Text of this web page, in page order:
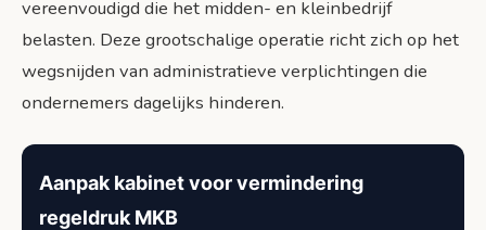
vereenvoudigd die het midden- en kleinbedrijf
belasten. Deze grootschalige operatie richt zich op het
wegsnijden van administratieve verplichtingen die
ondernemers dagelijks hinderen.
Aanpak kabinet voor vermindering
regeldruk MKB